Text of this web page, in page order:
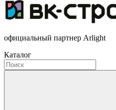
официальный партнер Arlight
Каталог